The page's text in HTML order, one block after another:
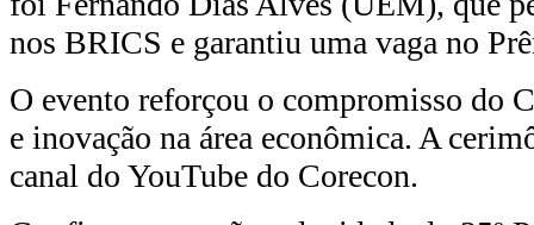
nos BRICS e garantiu uma vaga no
O evento reforçou o compromisso do
e inovação na área econômica. A
canal do YouTube do Corecon.